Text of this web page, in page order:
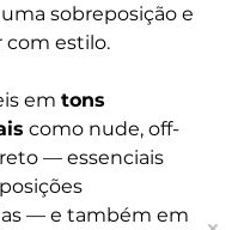
sobreposição e
estilo.
em tons
como nude, off-
— essenciais
— e também em